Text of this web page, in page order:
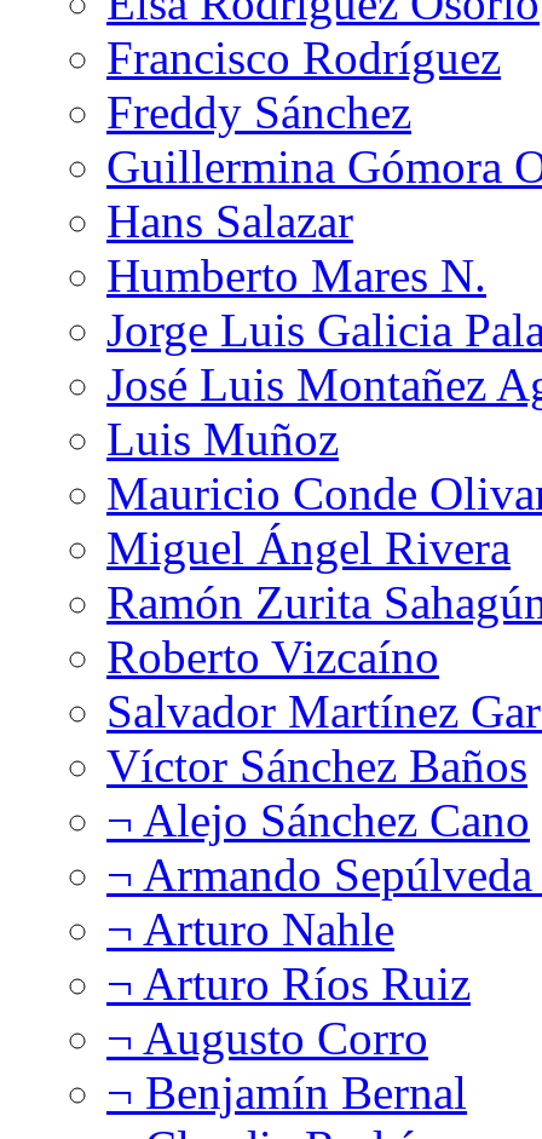
Francisco Rodríguez
Freddy Sánchez
Guillermina Gómora
Hans Salazar
Humberto Mares N.
Jorge Luis Galicia
José Luis Montañez
Luis Muñoz
Mauricio Conde
Miguel Ángel Rivera
Ramón Zurita
Roberto Vizcaíno
Salvador Martínez
Víctor Sánchez Baños
¬ Alejo Sánchez Cano
¬ Armando
¬ Arturo Nahle
¬ Arturo Ríos Ruiz
¬ Augusto Corro
¬ Benjamín Bernal